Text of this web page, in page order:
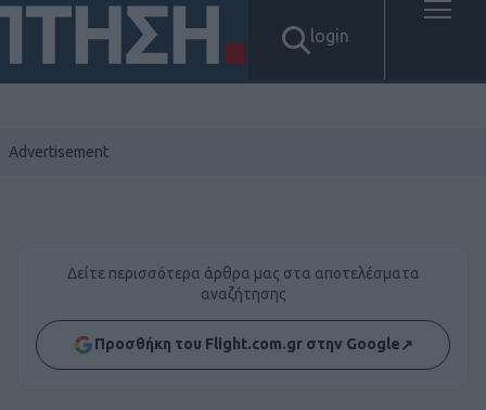
login
Δείτε περισσότερα άρθρα μας στα αποτελέσματα
αναζήτησης
Προσθήκη του Flight.com.gr στην Google↗